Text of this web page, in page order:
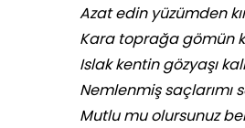
Azat edin yüzümden
Kara toprağa gömün
Islak kentin gözyaşı
Nemlenmiş saçlarımı
Mutlu mu olursunuz